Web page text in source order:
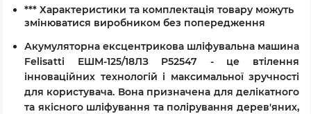
*** Характеристики та комплектація товару можуть
змінюватися виробником без попередження
Акумуляторна ексцентрикова шліфувальна машина
Felisatti ЕШМ-125/18ЛЗ P52547 - це втілення
інноваційних технологій і максимальної зручності
для користувача. Вона призначена для делікатного
та якісного шліфування та полірування дерев'яних,